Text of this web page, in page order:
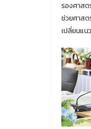
รองศาสต
ช่วยศาสต
เปลี่ยนแ